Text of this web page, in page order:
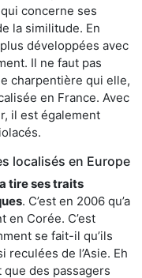
concerne ses
la similitude. En
développées avec
Il ne faut pas
charpentière qui elle,
en France. Avec
il est également
localisés en Europe
tire ses traits
. C’est en 2006 qu’a
en Corée. C’est
se fait-il qu’ils
de l’Asie. Eh
que des passagers